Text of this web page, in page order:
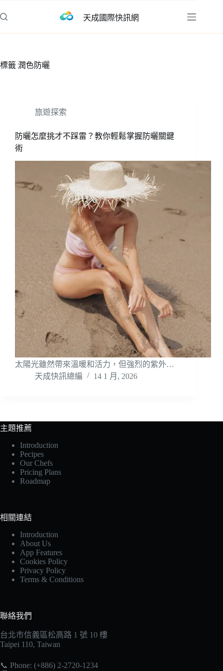
至
容
天成國際快訊網
標籤 潤色防曬
旅遊探索
防曬怎麼挑才不踩雷？教你輕鬆掌握防曬關鍵
術
太陽光雖然帶來溫暖和活力，但強烈的紫外…
天成快訊總編
14 1 月, 2026
主題推薦
Introduction
Pecipes
Our Chefs
Pricing Plans
Roadmap
相關連結
Introduction
About Us
App Features
Cookies Policy
Privacy Policy
Terms & Conditions
聯絡我們
台北市信義區松高路 1 號 10 樓
Taipei 110, Taiwan
📞 Phone: (+886) 2-2720-1234